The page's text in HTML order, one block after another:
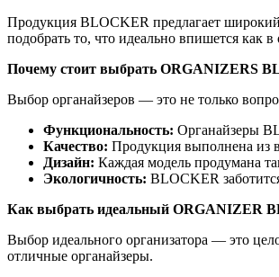
Продукция BLOCKER предлагает широкий
подобрать то, что идеально впишется как
Почему стоит выбрать ORGANIZERS
Выбор органайзеров — это не только
Функциональность: Органайзеры
Качество: Продукция выполнена из
Дизайн: Каждая модель продумана
Экологичность: BLOCKER
Как выбрать идеальный ORGANIZER
Выбор идеального организатора — это
отличные органайзеры.